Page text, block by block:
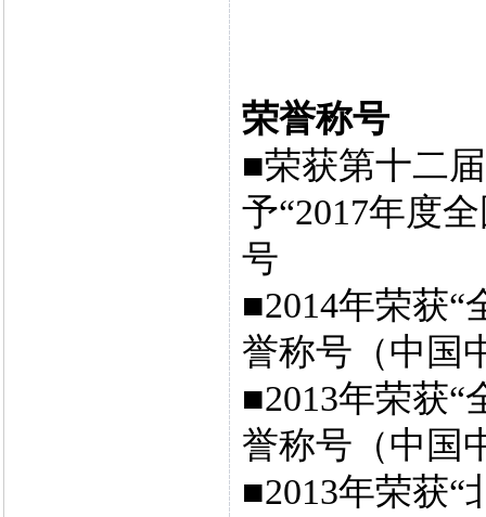
荣誉称号
■荣获第十二
予“2017年度
号
■2014年荣获“
誉称号（中国
■2013年荣获“
誉称号（中国
■2013年荣获“